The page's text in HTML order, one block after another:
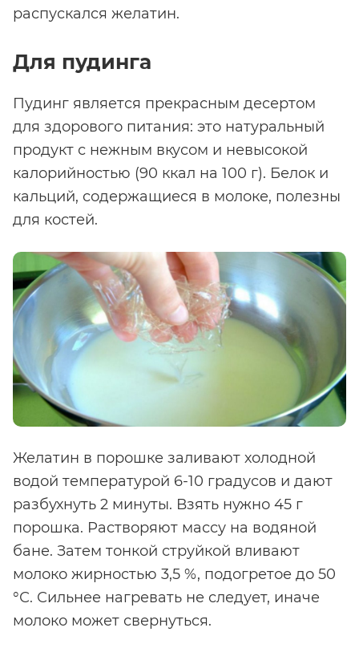
распускался желатин.
Для пудинга
Пудинг является прекрасным десертом
для здорового питания: это натуральный
продукт с нежным вкусом и невысокой
калорийностью (90 ккал на 100 г). Белок и
кальций, содержащиеся в молоке, полезны
для костей.
Желатин в порошке заливают холодной
водой температурой 6-10 градусов и дают
разбухнуть 2 минуты. Взять нужно 45 г
порошка. Растворяют массу на водяной
бане. Затем тонкой струйкой вливают
молоко жирностью 3,5 %, подогретое до 50
°С. Сильнее нагревать не следует, иначе
молоко может свернуться.